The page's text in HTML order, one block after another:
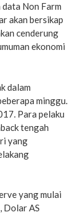
Non Farm
akan bersikap
cenderung
ekonomi
dalam
minggu.
Para pelaku
tengah
yang
yang mulai
Dolar AS